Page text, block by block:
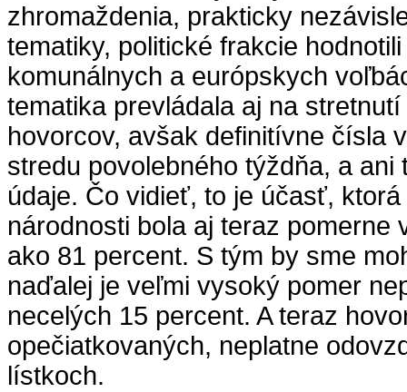
zhromaždenia, prakticky
tematiky, politické frakcie
komunálnych a európskych
tematika prevládala aj na
hovorcov, avšak definitívne čísla
stredu povolebného týždňa, a
údaje. Čo vidieť, to je účasť,
národnosti bola aj teraz pomerne
ako 81 percent. S tým by sme
naďalej je veľmi vysoký pomer
necelých 15 percent. A teraz
opečiatkovaných, neplatne
lístkoch.